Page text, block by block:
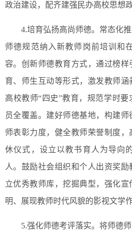
政治建设，配齐建强民办高校思想
4.培育弘扬高尚师德。常态化
师德规范纳入新教师岗前培训和
容。创新师德教育方式，通过榜
育、师生互动等形式，激发教师
高校教师“四史”教育，规范学时
员全覆盖。建好师德基地，构建
师表彰力度，健全教师荣誉制度
休仪式，设立以教书育人为导向
人。鼓励社会组织和个人出资奖
立优秀教师库，挖掘典型，强化
明、展现教师时代风貌的影视文学作
5.强化师德考评落实。将师德